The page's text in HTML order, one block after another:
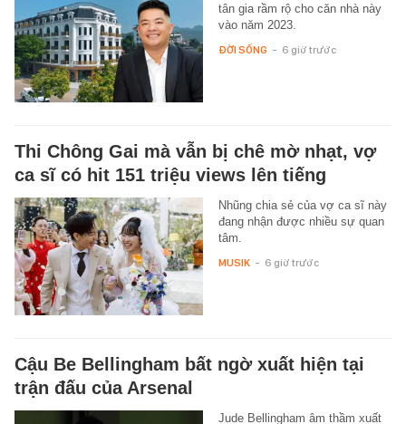
tân gia rầm rộ cho căn nhà này
vào năm 2023.
ĐỜI SỐNG - 6 giờ trước
Thi Chông Gai mà vẫn bị chê mờ nhạt, vợ
ca sĩ có hit 151 triệu views lên tiếng
Nhũng chia sẻ của vợ ca sĩ này
đang nhận được nhiều sự quan
tâm.
MUSIK - 6 giờ trước
Cậu Be Bellingham bất ngờ xuất hiện tại
trận đấu của Arsenal
Jude Bellingham âm thầm xuất